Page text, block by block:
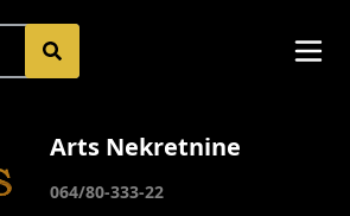
Arts Nekretnine
064/80-333-22